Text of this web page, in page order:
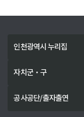
인천광역시 누리집
자치군‧구
공사공단/출자출연